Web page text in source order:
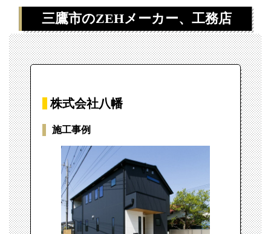
三鷹市のZEHメーカー、工務店
株式会社八幡
施工事例